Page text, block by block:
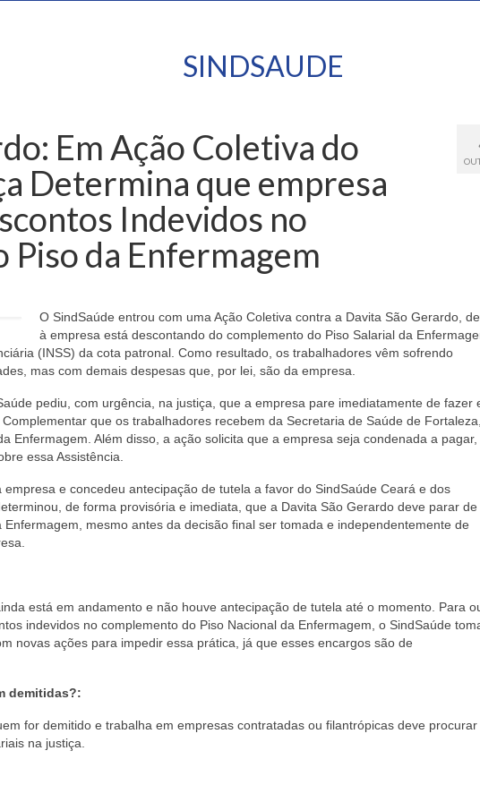
SINDSAUDE
Em Ação Coletiva do
Determina que empresa
Indevidos no
da Enfermagem
O SindSaúde entrou com uma Ação Coletiva contra a Davita São Gerardo,
à empresa está descontando do complemento do Piso Salarial da
(INSS) da cota patronal. Como resultado, os trabalhadores vêm sofrendo
mas com demais despesas que, por lei, são da empresa.
pediu, com urgência, na justiça, que a empresa pare imediatamente de fazer
que os trabalhadores recebem da Secretaria de Saúde de Fortaleza,
Enfermagem. Além disso, a ação solicita que a empresa seja condenada a
essa Assistência.
e concedeu antecipação de tutela a favor do SindSaúde Ceará e dos
de forma provisória e imediata, que a Davita São Gerardo deve parar
mesmo antes da decisão final ser tomada e independentemente de
está em andamento e não houve antecipação de tutela até o momento. Para
indevidos no complemento do Piso Nacional da Enfermagem, o SindSaúde
novas ações para impedir essa prática, já que esses encargos são de
demitidas?:
for demitido e trabalha em empresas contratadas ou filantrópicas deve procurar
na justiça.